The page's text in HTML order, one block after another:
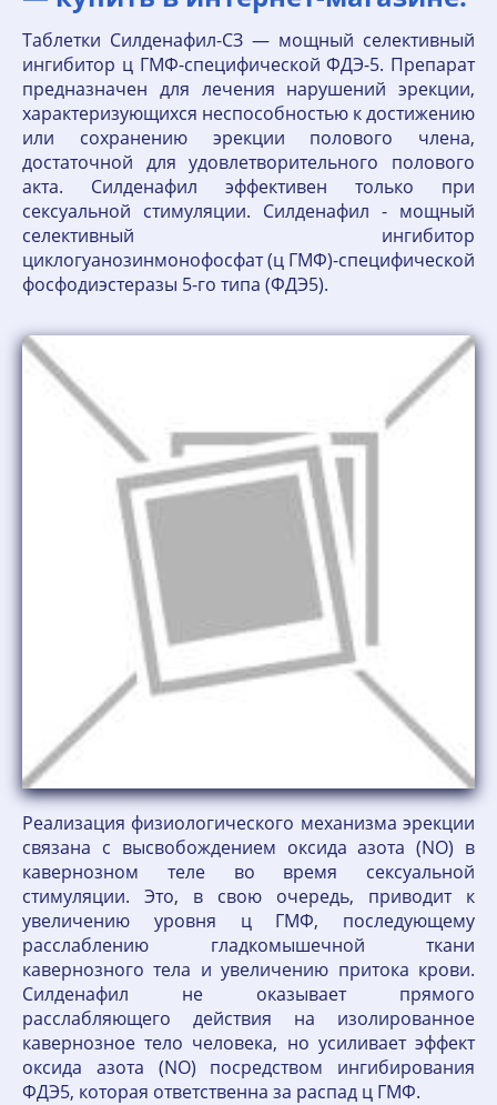
Таблетки Силденафил-СЗ — мощный селективный
ингибитор ц ГМФ-специфической ФДЭ-5. Препарат
предназначен для лечения нарушений эрекции,
характеризующихся неспособностью к достижению
или сохранению эрекции полового члена,
достаточной для удовлетворительного полового
акта. Силденафил эффективен только при
сексуальной стимуляции. Силденафил - мощный
селективный ингибитор
циклогуанозинмонофосфат (ц ГМФ)-специфической
фосфодиэстеразы 5-го типа (ФДЭ5).
Реализация физиологического механизма эрекции
связана с высвобождением оксида азота (NO) в
кавернозном теле во время сексуальной
стимуляции. Это, в свою очередь, приводит к
увеличению уровня ц ГМФ, последующему
расслаблению гладкомышечной ткани
кавернозного тела и увеличению притока крови.
Силденафил не оказывает прямого
расслабляющего действия на изолированное
кавернозное тело человека, но усиливает эффект
оксида азота (NO) посредством ингибирования
ФДЭ5, которая ответственна за распад ц ГМФ.